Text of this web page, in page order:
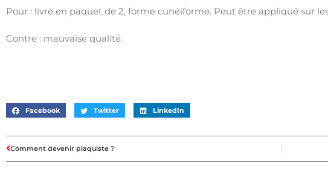
Pour : livré en paquet de 2, forme cunéiforme. Peut être appliqué sur
Contre : mauvaise qualité.
Facebook Twitter LinkedIn
Comment devenir plaquiste ?